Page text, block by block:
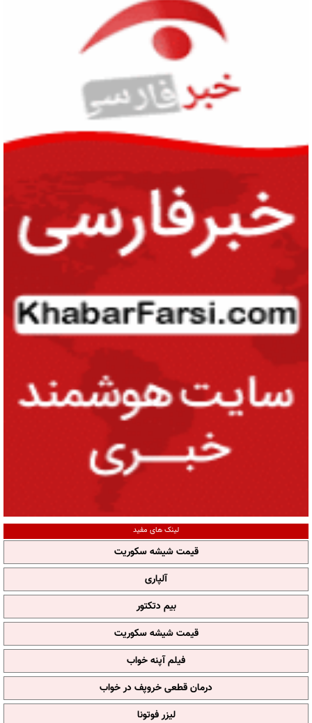
لینک های مفید
قیمت شیشه سکوریت
آلپاری
بیم دتکتور
قیمت شیشه سکوریت
فیلم آپنه خواب
درمان قطعی خروپف در خواب
لیزر فوتونا